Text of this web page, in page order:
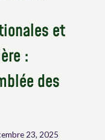
et
:
des
23, 2025